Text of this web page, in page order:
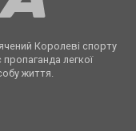
Королеві спорту
пропаганда легкої
життя.